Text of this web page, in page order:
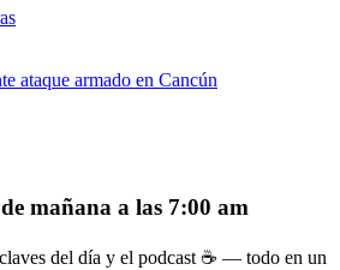
ataque armado en Cancún
mañana a las 7:00 am
del día y el podcast ☕ — todo en un